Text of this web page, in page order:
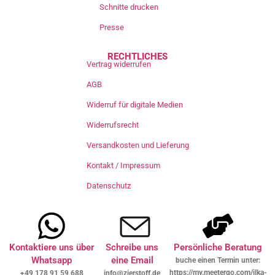
Schnitte drucken
Presse
RECHTLICHES
Vertrag widerrufen
AGB
Widerruf für digitale Medien
Widerrufsrecht
Versandkosten und Lieferung
Kontakt / Impressum
Datenschutz
Kontaktiere uns über
Whatsapp
+49 178 91 59 688
Schreibe uns
eine Email
info@zierstoff.de
Persönliche Beratung
buche einen Termin unter:
https://my.meetergo.com/ilka-